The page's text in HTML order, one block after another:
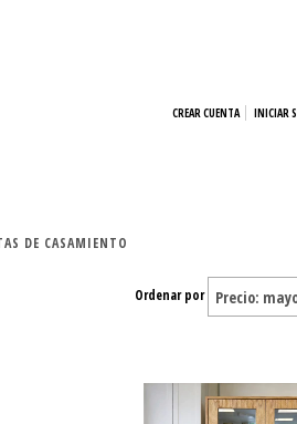
CREAR CUENTA INICIAR
DE CASAMIENTO
Ordenar por